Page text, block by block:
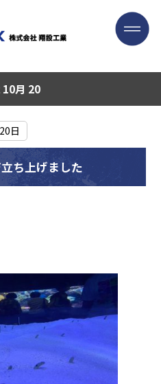
月 20
日
ち上げました